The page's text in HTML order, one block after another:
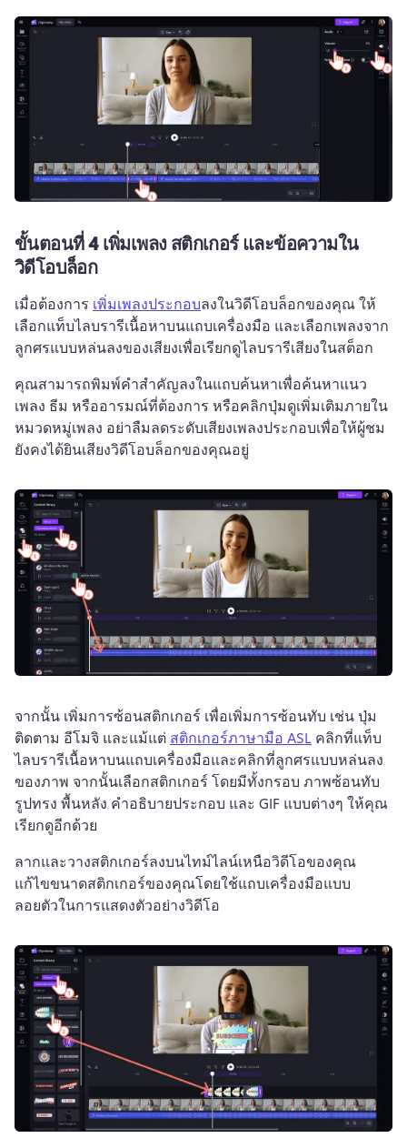
ขั้นตอนที่ 4เพิ่มเพลง สติกเกอร์ และข้อความใน
วิดีโอบล็อก
เมื่อต้องการ เพิ่มเพลงประกอบลงในวิดีโอบล็อกของคุณ ให้
เลือกแท็บไลบรารีเนื้อหาบนแถบเครื่องมือ และเลือกเพลงจาก
ลูกศรแบบหล่นลงของเสียงเพื่อเรียกดูไลบรารีเสียงในสต็อก
คุณสามารถพิมพ์คำสำคัญลงในแถบค้นหาเพื่อค้นหาแนว
เพลง ธีม หรืออารมณ์ที่ต้องการ หรือคลิกปุ่มดูเพิ่มเติมภายใน
หมวดหมู่เพลง อย่าลืมลดระดับเสียงเพลงประกอบเพื่อให้ผู้ชม
ยังคงได้ยินเสียงวิดีโอบล็อกของคุณอยู่
จากนั้น เพิ่มการซ้อนสติกเกอร์ เพื่อเพิ่มการซ้อนทับ เช่น ปุ่ม
ติดตาม อีโมจิ และแม้แต่ สติกเกอร์ภาษามือ ASL คลิกที่แท็บ
ไลบรารีเนื้อหาบนแถบเครื่องมือและคลิกที่ลูกศรแบบหล่นลง
ของภาพ จากนั้นเลือกสติกเกอร์ โดยมีทั้งกรอบ ภาพซ้อนทับ
รูปทรง พื้นหลัง คำอธิบายประกอบ และ GIF แบบต่างๆ ให้คุณ
เรียกดูอีกด้วย
แก้ไขขนาดสติกเกอร์ของคุณโดยใช้แถบเครื่องมือแบบ
ลอยตัวในการแสดงตัวอย่างวิดีโอ